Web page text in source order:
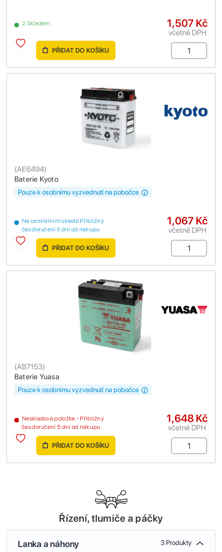
2 Skladem 1,507 Kč
včetně DPH
PŘIDAT DO KOŠÍKU
Baterie Kyoto
(AE6494)
Na centrálním skladě Přibližný
čas doručení 9 dní od nákupu
Pouze k osobnímu vyzvednutí na pobočce
1,067 Kč
včetně DPH
PŘIDAT DO KOŠÍKU
Baterie Yuasa
(AB7153)
Neskladová položka - Přibližný
čas doručení 5 dní od nákupu
Pouze k osobnímu vyzvednutí na pobočce
1,648 Kč
včetně DPH
PŘIDAT DO KOŠÍKU
Řízení, tlumiče a páčky
Lanka a náhony 3 Produkty